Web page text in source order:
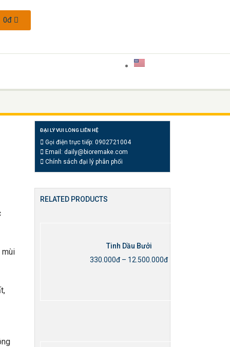
0đ
mùi
ĐẠI LÝ VUI LÒNG LIÊN HỆ
Gọi điện trực tiếp:0902721004
Email:daily@bioremake.com
Chính sách đại lý phân phối
RELATED PRODUCTS
Tinh Dầu Bưởi
330.000đ– 12.500.000đ